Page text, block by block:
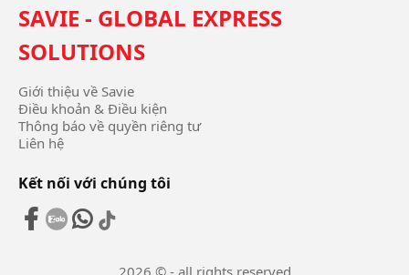
SAVIE - GLOBAL EXPRESS
SOLUTIONS
Giới thiệu về Savie
Điều khoản & Điều kiện
Thông báo về quyền riêng tư
Liên hệ
Kết nối với chúng tôi
2026 © - all rights reserved